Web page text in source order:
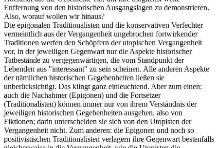
Enffernung von den historischen Ausgangslagen zu demonstrieren.
Also, worauf wollen wir hinaus?
Die epigonalen Traditionalisten und die konservativen Verfechter
vermeintlich aus der Vergangenheit ungebrochen fortwirkender
Traditionen werfen den Schöpfern der utopischen Vergangenheit
vor, in der jeweiligen Gegenwart nur die Aspekte historischer
Tatbestände zu vergegenwärtigen, die vom Standpunkt der
Lebenden aus "interessant" zu sein scheinen. Alle anderen Aspekte
der nämlichen historischen Gegebenheiten ließen sie
unberücksichtigt. Das klingt ganz einleuchtend. Aber zum einen:
auch die Nachahmer (Epigonen) und die Fortsetzer
(Traditionalisten) können immer nur von ihrem Verständnis der
jeweiligen historischen Gegebenheiten ausgehen, also von
Fiktionen; darin unterscheiden sie sich von den Utopisten der
Vergangenheit nicht. Zum anderen: die Epigonen und noch so
positivistischen Traditionalisten verlagern ihre Gegenwart bestenfalls